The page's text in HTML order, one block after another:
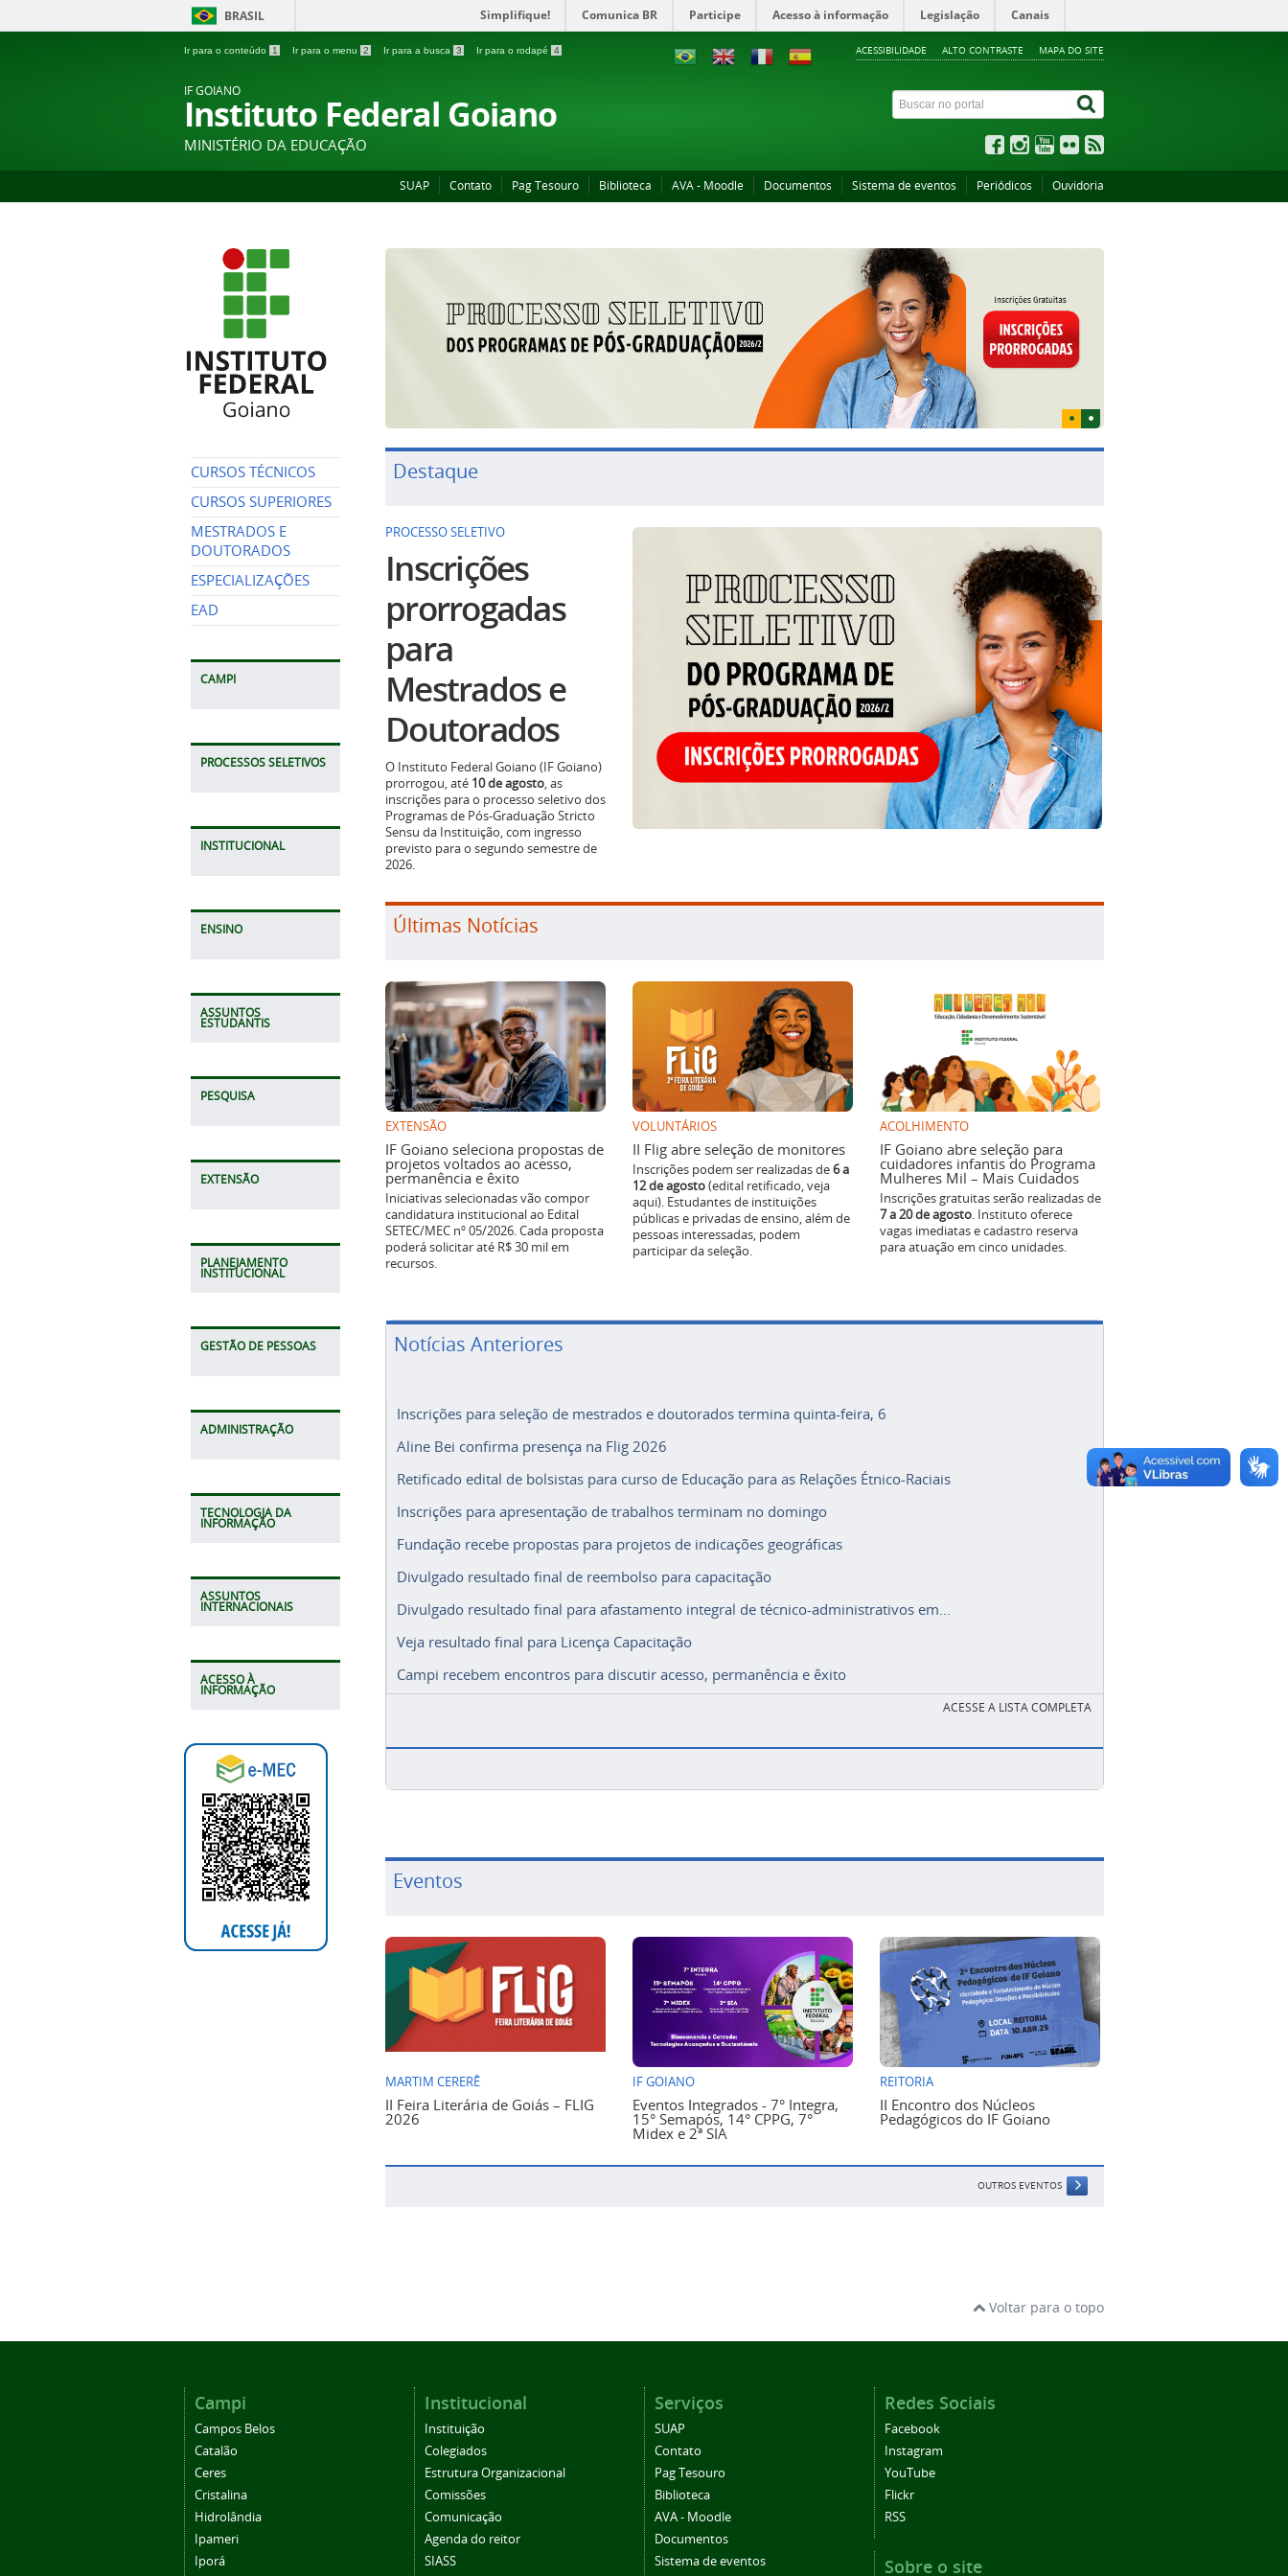
BRASIL Simplifique! Comunica BR Participe Acesso à informação Legislação Canais
Ir para o conteúdo 1 Ir para o menu 2 Ir para a busca 3 Ir para o rodapé 4 ACESSIBILIDADE ALTO CONTRASTE MAPA DO SITE
IF GOIANO
Instituto Federal Goiano
MINISTÉRIO DA EDUCAÇÃO
SUAP Contato Pag Tesouro Biblioteca AVA - Moodle Documentos Sistema de eventos Periódicos Ouvidoria
CURSOS TÉCNICOS
CURSOS SUPERIORES
MESTRADOS E
DOUTORADOS
ESPECIALIZAÇÕES
EAD
CAMPI
PROCESSOS SELETIVOS
INSTITUCIONAL
ENSINO
ASSUNTOS
ESTUDANTIS
PESQUISA
EXTENSÃO
PLANEJAMENTO
INSTITUCIONAL
GESTÃO DE PESSOAS
ADMINISTRAÇÃO
TECNOLOGIA DA
INFORMAÇÃO
ASSUNTOS
INTERNACIONAIS
ACESSO À
INFORMAÇÃO
Destaque
PROCESSO SELETIVO
Inscrições
prorrogadas
para
Mestrados e
Doutorados
O Instituto Federal Goiano (IF Goiano)
prorrogou, até 10 de agosto, as
inscrições para o processo seletivo dos
Programas de Pós-Graduação Stricto
Sensu da Instituição, com ingresso
previsto para o segundo semestre de
2026.
Últimas Notícias
EXTENSÃO
IF Goiano seleciona propostas de
projetos voltados ao acesso,
permanência e êxito
Iniciativas selecionadas vão compor
candidatura institucional ao Edital
SETEC/MEC nº 05/2026. Cada proposta
poderá solicitar até R$ 30 mil em
recursos.
VOLUNTÁRIOS
II Flig abre seleção de monitores
Inscrições podem ser realizadas de6 a
12 de agosto(edital retificado, veja
aqui). Estudantes de instituições
públicas e privadas de ensino, além de
pessoas interessadas, podem
participar da seleção.
ACOLHIMENTO
IF Goiano abre seleção para
cuidadores infantis do Programa
Mulheres Mil – Mais Cuidados
Inscrições gratuitas serão realizadas de
7 a 20 de agosto. Instituto oferece
vagas imediatas e cadastro reserva
para atuação em cinco unidades.
Notícias Anteriores
Inscrições para seleção de mestrados e doutorados termina quinta-feira, 6
Aline Bei confirma presença na Flig 2026
Retificado edital de bolsistas para curso de Educação para as Relações Étnico-Raciais
Inscrições para apresentação de trabalhos terminam no domingo
Fundação recebe propostas para projetos de indicações geográficas
Divulgado resultado final de reembolso para capacitação
Divulgado resultado final para afastamento integral de técnico-administrativos em...
Veja resultado final para Licença Capacitação
Campi recebem encontros para discutir acesso, permanência e êxito
ACESSE A LISTA COMPLETA
Eventos
MARTIM CERERÊ
II Feira Literária de Goiás – FLIG
2026
IF GOIANO
Eventos Integrados - 7° Integra,
15° Semapós, 14° CPPG, 7°
Midex e 2ª SIA
REITORIA
II Encontro dos Núcleos
Pedagógicos do IF Goiano
OUTROS EVENTOS
Voltar para o topo
Campi
Campos Belos
Catalão
Ceres
Cristalina
Hidrolândia
Ipameri
Iporá
Institucional
Instituição
Colegiados
Estrutura Organizacional
Comissões
Comunicação
Agenda do reitor
SIASS
Serviços
SUAP
Contato
Pag Tesouro
Biblioteca
AVA - Moodle
Documentos
Sistema de eventos
Redes Sociais
Facebook
Instagram
YouTube
Flickr
RSS
Sobre o site